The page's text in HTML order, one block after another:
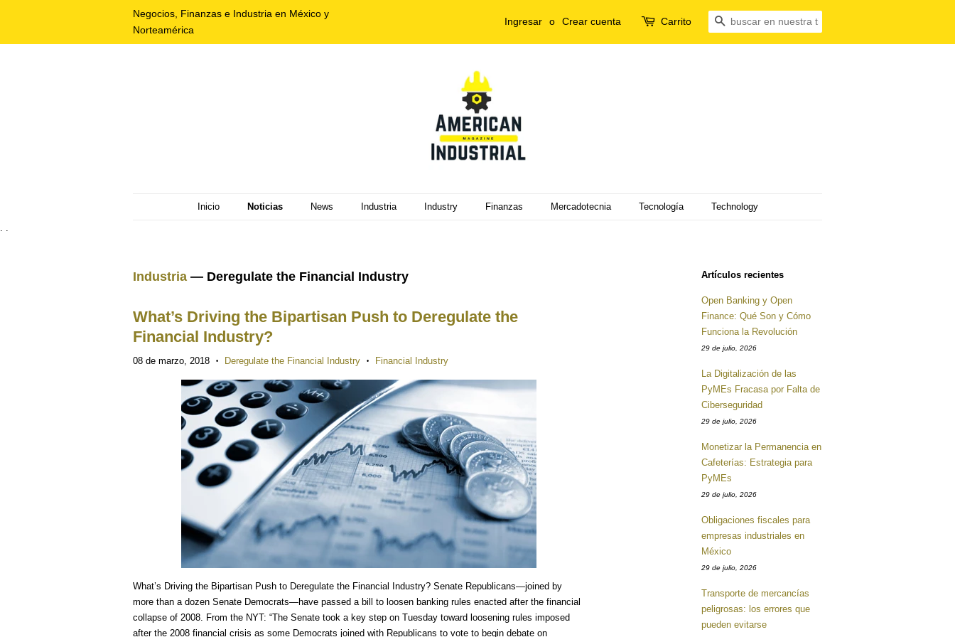
Negocios, Finanzas e Industria en México y
Norteamérica
Ingresar o Crear cuenta Carrito Buscar
Inicio Noticias News Industria Industry Finanzas Mercadotecnia Tecnología
Technology
. .
Industria — Deregulate the Financial Industry
What’s Driving the Bipartisan Push to Deregulate the
Financial Industry?
08 de marzo, 2018 • Deregulate the Financial Industry • Financial Industry
What’s Driving the Bipartisan Push to Deregulate the Financial Industry? Senate Republicans—joined by
more than a dozen Senate Democrats—have passed a bill to loosen banking rules enacted after the financial
collapse of 2008. From the NYT: “The Senate took a key step on Tuesday toward loosening rules imposed
after the 2008 financial crisis as some Democrats joined with Republicans to vote to begin debate on
Artículos recientes
Open Banking y Open
Finance: Qué Son y Cómo
Funciona la Revolución
29 de julio, 2026
La Digitalización de las
PyMEs Fracasa por Falta de
Ciberseguridad
29 de julio, 2026
Monetizar la Permanencia en
Cafeterías: Estrategia para
PyMEs
29 de julio, 2026
Obligaciones fiscales para
empresas industriales en
México
29 de julio, 2026
Transporte de mercancías
peligrosas: los errores que
pueden evitarse